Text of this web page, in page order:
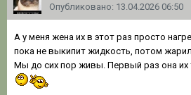
Опубликовано: 13.04.2026 06:50
А у меня жена их в этот раз просто
пока не выкипит жидкость, потом
Мы до сих пор живы. Первый раз она их